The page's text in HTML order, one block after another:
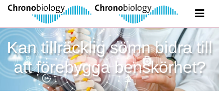
Kan tillräcklig sömn bidra till
att förebygga benskörhet?